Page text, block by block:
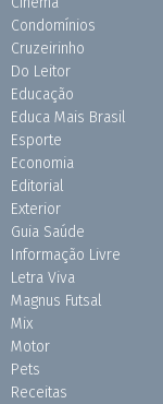
Condomínios
Cruzeirinho
Do Leitor
Educação
Educa Mais Brasil
Esporte
Economia
Editorial
Exterior
Guia Saúde
Informação Livre
Letra Viva
Magnus Futsal
Mix
Motor
Pets
Receitas